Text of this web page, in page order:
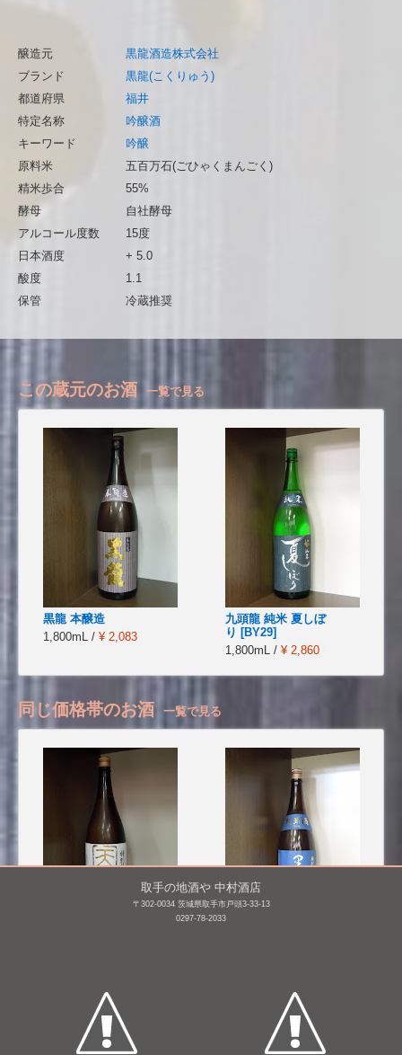
醸造元
黒龍酒造株式会社
ブランド
黒龍(こくりゅう)
都道府県
福井
特定名称
吟醸酒
キーワード
吟醸
原料米
五百万石(ごひゃくまんごく)
精米歩合
55%
酵母
自社酵母
アルコール度数
15度
日本酒度
+ 5.0
酸度
1.1
保管
冷蔵推奨
この蔵元のお酒 一覧で見る
黒龍 本醸造
1,800mL / ¥ 2,083
九頭龍 純米 夏しぼ
り [BY29]
1,800mL / ¥ 2,860
同じ価格帯のお酒 一覧で見る
取手の地酒や 中村酒店
〒302-0034 茨城県取手市戸頭3-33-13
0297-78-2033